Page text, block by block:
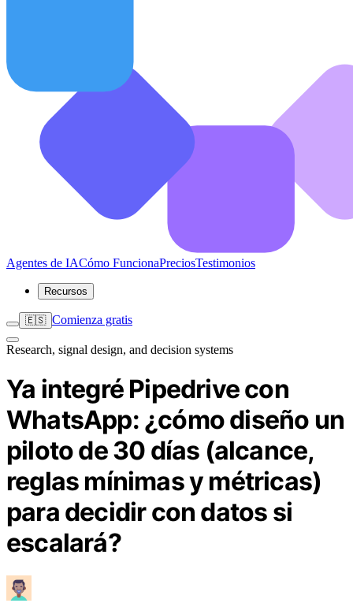
Agentes de IACómo FuncionaPreciosTestimonios
Recursos
🇪🇸 Comienza gratis
Research, signal design, and decision systems
Ya integré Pipedrive con
WhatsApp: ¿cómo diseño un
piloto de 30 días (alcance,
reglas mínimas y métricas)
para decidir con datos si
escalará?